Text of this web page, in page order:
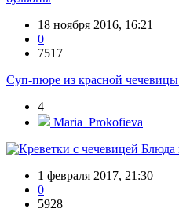
18 ноября 2016, 16:21
0
7517
Суп-пюре из красной чечевицы
4
Maria_Prokofieva
Блюда
1 февраля 2017, 21:30
0
5928